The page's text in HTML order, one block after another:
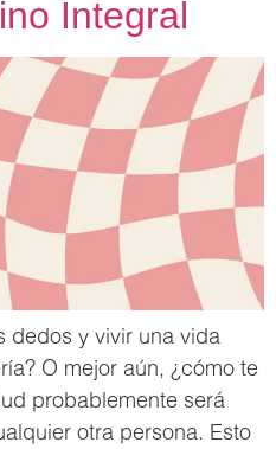
Integral
dedos y vivir una vida
O mejor aún, ¿cómo te
probablemente será
otra persona. Esto